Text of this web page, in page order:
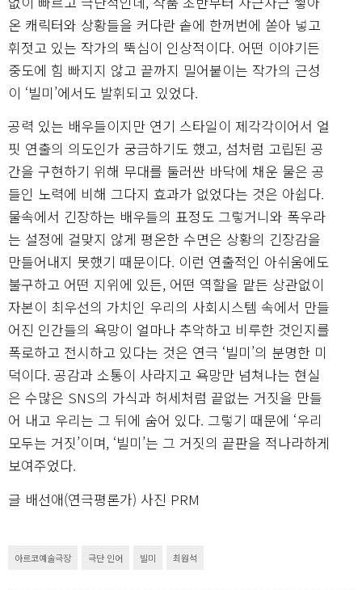
온 캐릭터와 상황들을 커다란 솥에 한꺼번에 쏟아 넣고
휘젓고 있는 작가의 뚝심이 인상적이다. 어떤 이야기든
중도에 힘 빠지지 않고 끝까지 밀어붙이는 작가의 근성
이 ‘빌미’에서도 발휘되고 있었다.
공력 있는 배우들이지만 연기 스타일이 제각각이어서 얼
핏 연출의 의도인가 궁금하기도 했고, 섬처럼 고립된 공
간을 구현하기 위해 무대를 둘러싼 바닥에 채운 물은 공
들인 노력에 비해 그다지 효과가 없었다는 것은 아쉽다.
물속에서 긴장하는 배우들의 표정도 그렇거니와 폭우라
는 설정에 걸맞지 않게 평온한 수면은 상황의 긴장감을
만들어내지 못했기 때문이다. 이런 연출적인 아쉬움에도
불구하고 어떤 지위에 있든, 어떤 역할을 맡든 상관없이
자본이 최우선의 가치인 우리의 사회시스템 속에서 만들
어진 인간들의 욕망이 얼마나 추악하고 비루한 것인지를
폭로하고 전시하고 있다는 것은 연극 ‘빌미’의 분명한 미
덕이다. 공감과 소통이 사라지고 욕망만 넘쳐나는 현실
은 수많은 SNS의 가식과 허세처럼 끝없는 거짓을 만들
어 내고 우리는 그 뒤에 숨어 있다. 그렇기 때문에 ‘우리
모두는 거짓’이며, ‘빌미’는 그 거짓의 끝판을 적나라하게
보여주었다.
글 배선애(연극평론가) 사진 PRM
아르코예술극장 극단 인어 빌미 최원석